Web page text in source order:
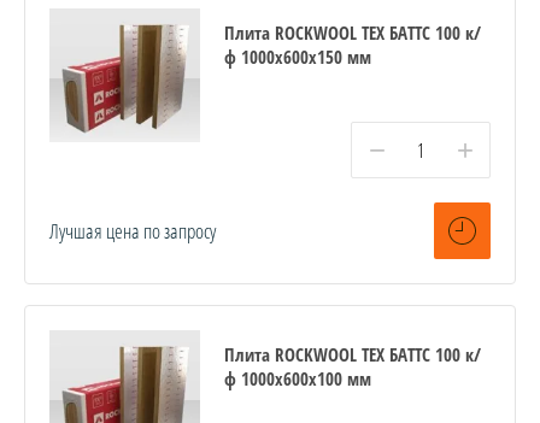
Плита ROCKWOOL ТЕХ БАТТС 100 к/
ф 1000x600x150 мм
− +
Лучшая цена по запросу
Плита ROCKWOOL ТЕХ БАТТС 100 к/
ф 1000x600x100 мм